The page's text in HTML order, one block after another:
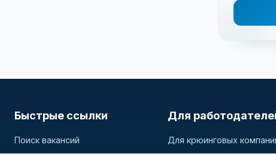
Быстрые ссылки
Поиск вакансий
Для
Для крюинговых